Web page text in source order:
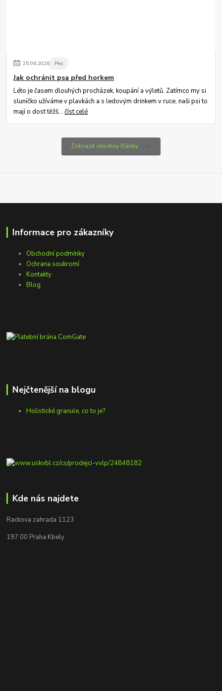
25.06.2026 Pes
Jak ochránit psa před horkem
Léto je časem dlouhých procházek, koupání a výletů. Zatímco my si
sluníčko užíváme v plavkách a s ledovým drinkem v ruce, naši psi to
mají o dost těžš...číst celé
Zobrazit všechny články
Informace pro zákazníky
Obchodní podmínky
Ochrana soukromí
Kontakty
Blog
Nejčtenější na blogu
Holistické granule, co to je?
Kde nás najdete
Rackova zahrada 1123
197 00 Praha Kbely